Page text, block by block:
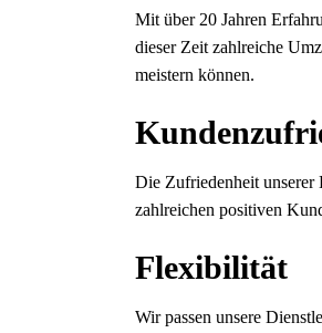
Mit über 20 Jahren
dieser Zeit zahlreiche
meistern können.
Die Zufriedenheit unserer
zahlreichen positiven
Flexibilität
Wir passen unsere